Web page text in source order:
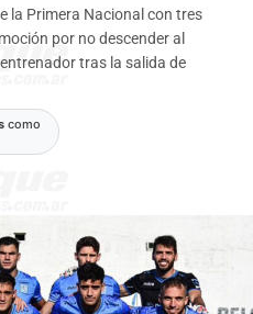
la Primera Nacional con tres
por no descender al
tras la salida de
como